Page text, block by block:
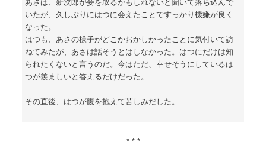
いたが、久しぶりにはつに会えたことですっかり機嫌が良く
なった。
はつも、あさの様子がどこかおかしかったことに気付いて訪
ねてみたが、あさは話そうとはしなかった。はつにだけは知
られたくないと言うのだ。今はただ、幸せそうにしているは
つが羨ましいと答えるだけだった。
その直後、はつが腹を抱えて苦しみだした。